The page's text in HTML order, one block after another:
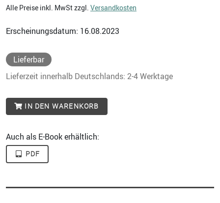
Alle Preise inkl. MwSt zzgl. Versandkosten
Erscheinungsdatum: 16.08.2023
Lieferbar
Lieferzeit innerhalb Deutschlands: 2-4 Werktage
IN DEN WARENKORB
Auch als E-Book erhältlich:
PDF